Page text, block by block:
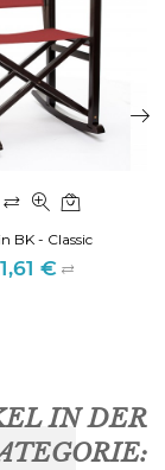
BK - Classic
Preis€
IN DER